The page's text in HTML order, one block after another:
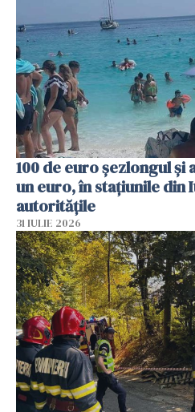
100 de euro șezlongul și
un euro, în stațiunile din
autoritățile
31 IULIE 2026